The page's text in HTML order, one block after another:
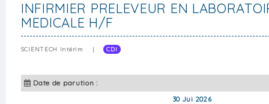
INFIRMIER PRELEVEUR EN
MEDICALE H/F
SCIENTECH Intérim | CDI
Date de parution :
30 Jui 2026